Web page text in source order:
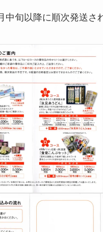
中旬以降に順次発送さ